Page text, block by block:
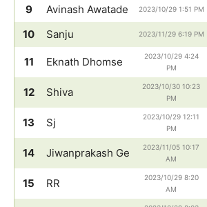
9 Avinash Awatade 2023/10/29 1:51 PM
10
Sanju 2023/11/29 6:19 PM
11 Eknath Dhomse
2023/10/29 4:24
PM
12 Shiva
2023/10/30 10:23
PM
13 Sj
2023/10/29 12:11
PM
14 Jiwanprakash Ge
2023/11/05 10:17
AM
15 RR
2023/10/29 8:20
AM